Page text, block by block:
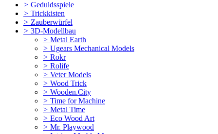
> Geduldsspiele
> Trickkisten
> Zauberwürfel
> 3D-Modellbau
> Metal Earth
> Ugears Mechanical Models
> Rokr
> Rolife
> Veter Models
> Wood Trick
> Wooden.City
> Time for Machine
> Metal Time
> Eco Wood Art
> Mr. Playwood